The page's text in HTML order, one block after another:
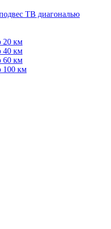
ТВ диагональю
20 км
40 км
60 км
100 км